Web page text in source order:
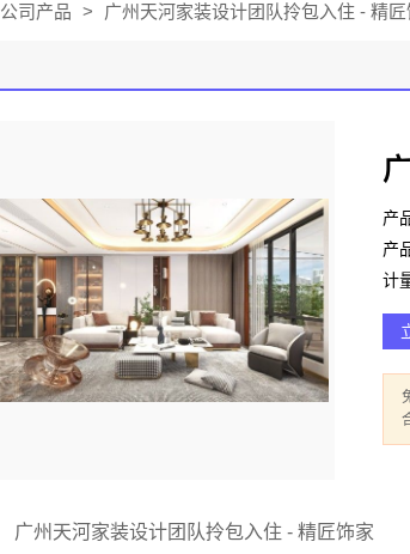
公司产品 > 广州天河家装设计团队拎包入住 - 精匠
产
产
计
广州天河家装设计团队拎包入住 - 精匠饰家